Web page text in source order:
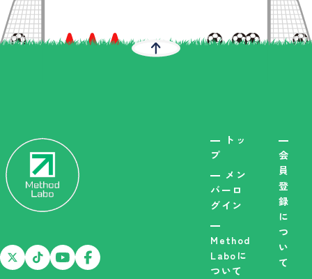
トッ
プ
メン
バーロ
グイン
Method
Laboに
ついて
会
員
登
録
に
つ
い
て